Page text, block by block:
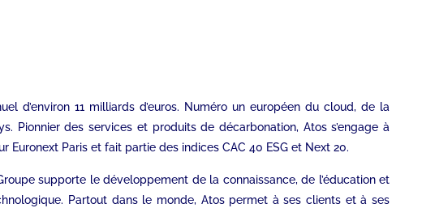
d’environ 11 milliards d’euros. Numéro un européen du cloud, de la
Pionnier des services et produits de décarbonation, Atos s’engage à
Euronext Paris et fait partie des indices CAC 40 ESG et Next 20.
supporte le développement de la connaissance, de l’éducation et
Partout dans le monde, Atos permet à ses clients et à ses